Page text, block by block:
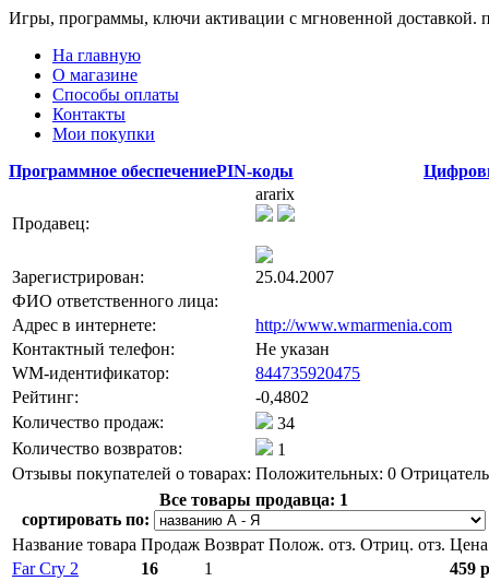
Игры, программы, ключи активации с мгновенной доставкой.
На главную
О магазине
Способы оплаты
Контакты
Мои покупки
Программное обеспечениеPIN-коды
Продавец:
ararix
Зарегистрирован:
25.04.2007
ФИО ответственного лица:
Адрес в интернете:
http://www.wmarmenia.com
Контактный телефон:
Не указан
WM-идентификатор:
844735920475
Рейтинг:
-0,4802
Количество продаж:
34
Количество возвратов:
1
Отзывы покупателей о товарах: Положительных: 0
Все товары продавца: 1
сортировать по:
Название товара Продаж Возврат Полож. отз. Отриц. отз. Цена
Far Cry 2
16 1
459